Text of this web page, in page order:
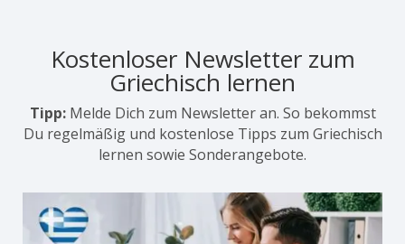
Kostenloser Newsletter zum
Griechisch lernen
Tipp:Melde Dich zum Newsletter an. So bekommst
Du regelmäßig und kostenlose Tipps zum Griechisch
lernen sowie Sonderangebote.